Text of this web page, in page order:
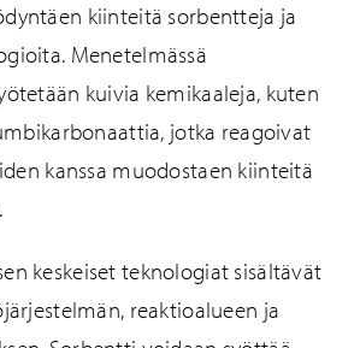
kiinteitä sorbentteja ja
Menetelmässä
kuivia kemikaaleja, kuten
jotka reagoivat
kanssa muodostaen kiinteitä
keskeiset teknologiat sisältävät
reaktioalueen ja